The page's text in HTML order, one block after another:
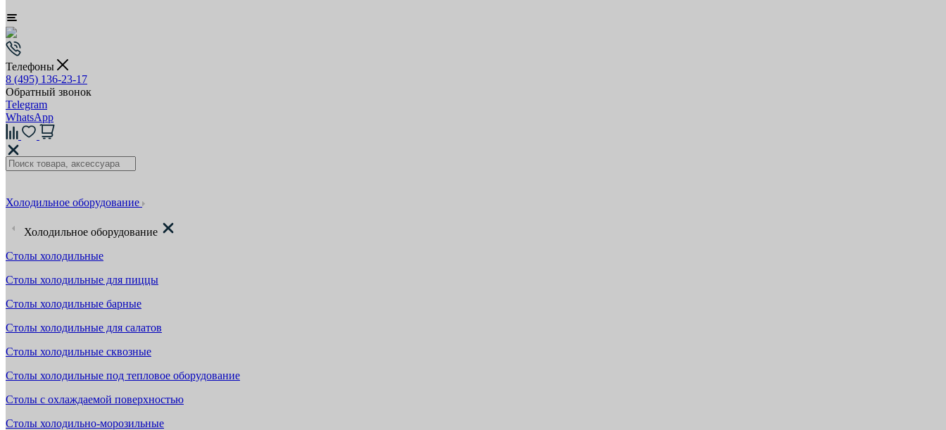
Телефоны
8 (495) 136-23-17
Обратный звонок
Telegram
WhatsApp
Холодильное оборудование
Холодильное оборудование
Столы холодильные
Столы холодильные для пиццы
Столы холодильные барные
Столы холодильные для салатов
Столы холодильные сквозные
Столы холодильные под тепловое оборудование
Столы с охлаждаемой поверхностью
Столы холодильно-морозильные